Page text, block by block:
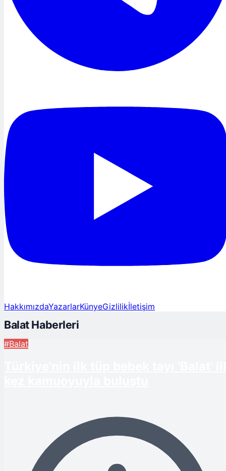
HakkımızdaYazarlarKünyeGizlilikİletişim
Balat Haberleri
#Balat